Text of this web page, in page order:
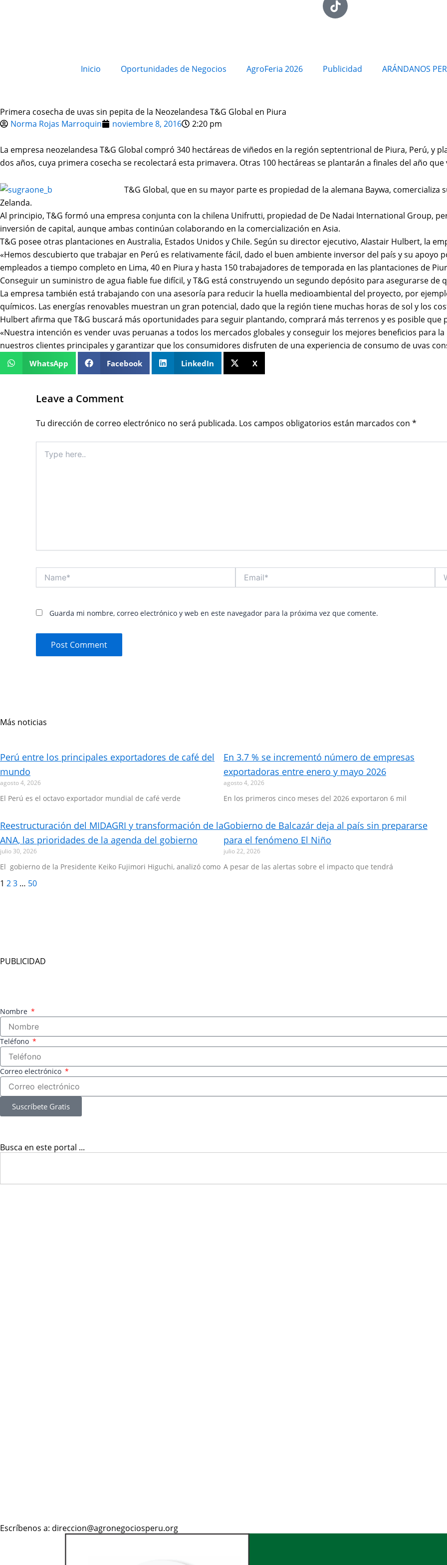
Inicio Oportunidades de Negocios AgroFeria 2026 Publicidad ARÁNDANOS
Primera cosecha de uvas sin pepita de la Neozelandesa T&G Global en Piura
Norma Rojas Marroquin
noviembre 8, 2016 2:20 pm
La empresa neozelandesa T&G Global compró 340 hectáreas de viñedos en la región septentrional de Piura, Perú, y
dos años, cuya primera cosecha se recolectará esta primavera. Otras 100 hectáreas se plantarán a finales del año
T&G Global, que en su mayor parte es propiedad de la alemana Baywa, comercializa
Zelanda.
Al principio, T&G formó una empresa conjunta con la chilena Unifrutti, propiedad de De Nadai International Group,
inversión de capital, aunque ambas continúan colaborando en la comercialización en Asia.
T&G posee otras plantaciones en Australia, Estados Unidos y Chile. Según su director ejecutivo, Alastair Hulbert, la
«Hemos descubierto que trabajar en Perú es relativamente fácil, dado el buen ambiente inversor del país y su apoyo
empleados a tiempo completo en Lima, 40 en Piura y hasta 150 trabajadores de temporada en las plantaciones de
Conseguir un suministro de agua fiable fue difícil, y T&G está construyendo un segundo depósito para asegurarse de
La empresa también está trabajando con una asesoría para reducir la huella medioambiental del proyecto, por
químicos. Las energías renovables muestran un gran potencial, dado que la región tiene muchas horas de sol y los
Hulbert afirma que T&G buscará más oportunidades para seguir plantando, comprará más terrenos y es posible
«Nuestra intención es vender uvas peruanas a todos los mercados globales y conseguir los mejores beneficios para
nuestros clientes principales y garantizar que los consumidores disfruten de una experiencia de consumo de uvas
WhatsApp Facebook LinkedIn X
Leave a Comment
Tu dirección de correo electrónico no será publicada. Los campos obligatorios están marcados con *
here..
Guarda mi nombre, correo electrónico y web en este navegador para la próxima vez que comente.
Más noticias
Perú entre los principales exportadores de café del
mundo
agosto 4, 2026
El Perú es el octavo exportador mundial de café verde
En 3.7 % se incrementó número de empresas
exportadoras entre enero y mayo 2026
agosto 4, 2026
En los primeros cinco meses del 2026 exportaron 6 mil
Reestructuración del MIDAGRI y transformación de la
ANA, las prioridades de la agenda del gobierno
julio 30, 2026
El gobierno de la Presidente Keiko Fujimori Higuchi, analizó como
Gobierno de Balcazár deja al país sin prepararse
para el fenómeno El Niño
julio 22, 2026
A pesar de las alertas sobre el impacto que tendrá
1 23 … 50
PUBLICIDAD
Nombre
Teléfono
Correo electrónico
Suscríbete Gratis
Busca en este portal ...
Escríbenos a: direccion@agronegociosperu.org